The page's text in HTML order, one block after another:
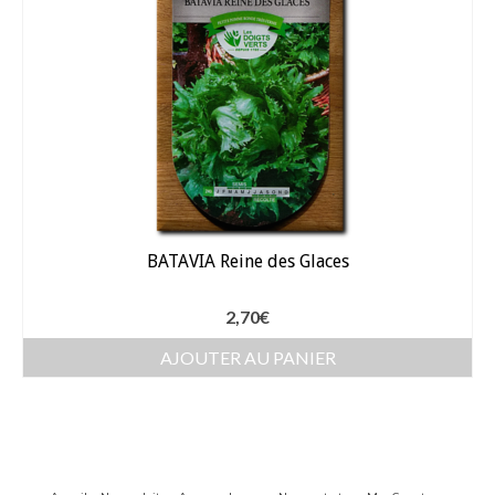
BATAVIA Reine des Glaces
2,70€
AJOUTER AU PANIER